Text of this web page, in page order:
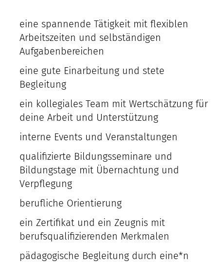
eine spannende Tätigkeit mit flexiblen
Arbeitszeiten und selbständigen
Aufgabenbereichen
eine gute Einarbeitung und stete
Begleitung
ein kollegiales Team mit Wertschätzung für
deine Arbeit und Unterstützung
interne Events und Veranstaltungen
qualifizierte Bildungsseminare und
Bildungstage mit Übernachtung und
Verpflegung
berufliche Orientierung
ein Zertifikat und ein Zeugnis mit
berufsqualifizierenden Merkmalen
pädagogische Begleitung durch eine*n